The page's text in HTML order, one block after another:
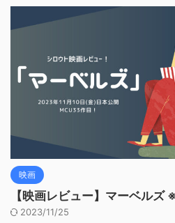
映画
【映画レビュー】マーベルズ
2023/11/25